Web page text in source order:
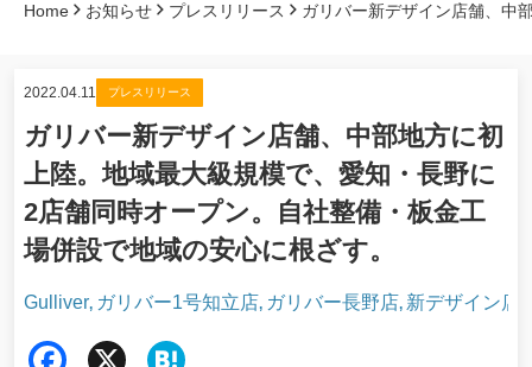
Home お知らせ プレスリリース ガリバー新デザイン店舗、中
2022.04.11 プレスリリース
ガリバー新デザイン店舗、中部地方に初
上陸。地域最大級規模で、愛知・長野に
2店舗同時オープン。自社整備・板金工
場併設で地域の安心に根ざす。
Gulliver, ガリバー1号知立店, ガリバー長野店, 新デザイン店
Fac